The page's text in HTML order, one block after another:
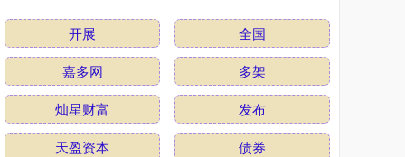
开展
全国
嘉多网
多架
灿星财富
发布
天盈资本
债券